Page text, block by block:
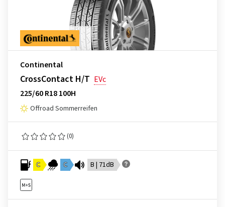
Continental
CrossContact H/T EVc
225/60 R18 100H
Offroad Sommerreifen
(0)
C C B | 71dB